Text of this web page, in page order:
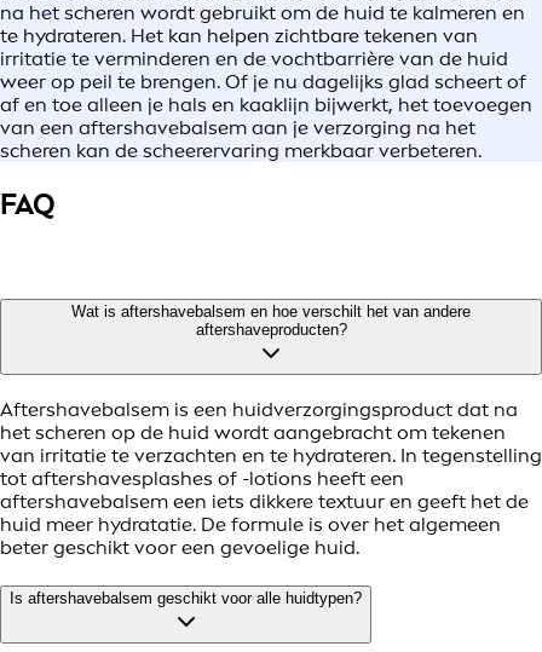
na het scheren wordt gebruikt om de huid te kalmeren en
te hydrateren. Het kan helpen zichtbare tekenen van
irritatie te verminderen en de vochtbarrière van de huid
weer op peil te brengen. Of je nu dagelijks glad scheert of
af en toe alleen je hals en kaaklijn bijwerkt, het toevoegen
van een aftershavebalsem aan je verzorging na het
scheren kan de scheerervaring merkbaar verbeteren.
FAQ
Wat is aftershavebalsem en hoe verschilt het van andere
aftershaveproducten?
Aftershavebalsem is een huidverzorgingsproduct dat na
het scheren op de huid wordt aangebracht om tekenen
van irritatie te verzachten en te hydrateren. In tegenstelling
tot aftershavesplashes of -lotions heeft een
aftershavebalsem een iets dikkere textuur en geeft het de
huid meer hydratatie. De formule is over het algemeen
beter geschikt voor een gevoelige huid.
Is aftershavebalsem geschikt voor alle huidtypen?